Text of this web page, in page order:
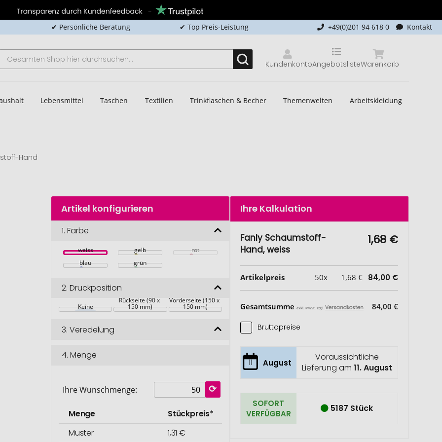
✔ Persönliche Beratung ✔ Top Preis-Leistung +49(0)201 94 618 0 Kontakt
Kundenkonto Warenkorb
Angebotsliste
Lebensmittel Taschen Textilien Trinkflaschen & Becher Themenwelten Arbeitskleidung
Hand
Artikel konfigurieren
1.Farbe
weiss gelb
rot
blau
grün
2.Druckposition
Keine
Rückseite (90 x
150 mm)
Vorderseite (150 x
150 mm)
3.Veredelung
4.Menge
Ihre Wunschmenge:
Menge
Stückpreis*
Muster
1,31 €
Ihre Kalkulation
Fanly Schaumstoff-
Hand, weiss
1,68 €
Artikelpreis 50x 1,68 € 84,00 €
Gesamtsumme exkl. MwSt. zzgl. Versandkosten 84,00 €
Bruttopreise
11 August
Voraussichtliche
Lieferung am 11. August
SOFORT
VERFÜGBAR
5187 Stück